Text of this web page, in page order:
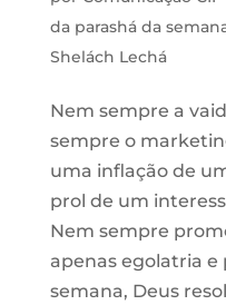
da parashá da
Shelách Lechá
Nem sempre a
sempre o
uma inflação de
prol de um
Nem sempre
apenas egolatria e
semana, Deus